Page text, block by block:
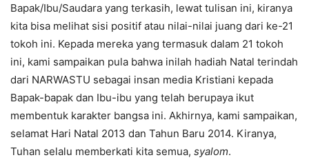
Bapak/Ibu/Saudara yang terkasih, lewat tulisan ini, kiranya
kita bisa melihat sisi positif atau nilai-nilai juang dari ke-21
tokoh ini. Kepada mereka yang termasuk dalam 21 tokoh
ini, kami sampaikan pula bahwa inilah hadiah Natal terindah
dari NARWASTU sebagai insan media Kristiani kepada
Bapak-bapak dan Ibu-ibu yang telah berupaya ikut
membentuk karakter bangsa ini. Akhirnya, kami sampaikan,
selamat Hari Natal 2013 dan Tahun Baru 2014. Kiranya,
Tuhan selalu memberkati kita semua, syalom.